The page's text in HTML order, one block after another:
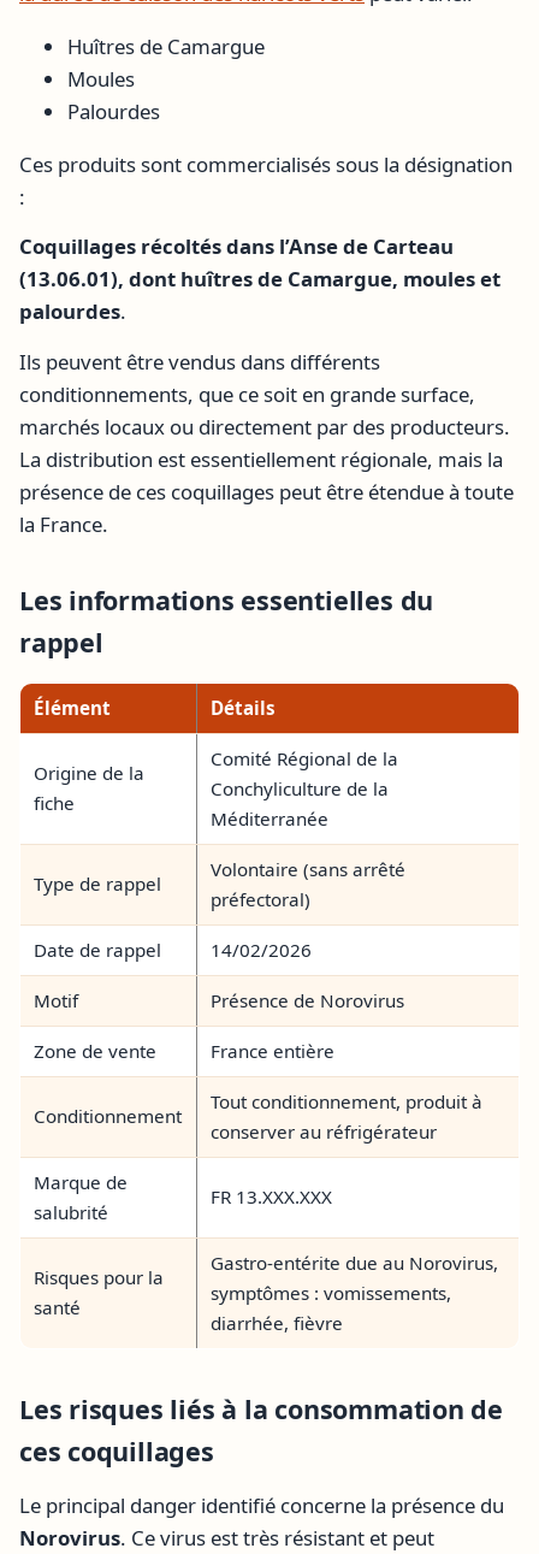
Huîtres de Camargue
Moules
Palourdes
Ces produits sont commercialisés sous la désignation
:
Coquillages récoltés dans l’Anse de Carteau
(13.06.01), dont huîtres de Camargue, moules et
palourdes.
Ils peuvent être vendus dans différents
conditionnements, que ce soit en grande surface,
marchés locaux ou directement par des producteurs.
La distribution est essentiellement régionale, mais la
présence de ces coquillages peut être étendue à toute
la France.
Les informations essentielles du
rappel
Élément Détails
Origine de la
fiche
Comité Régional de la
Conchyliculture de la
Méditerranée
Type de rappel
Volontaire (sans arrêté
préfectoral)
Date de rappel 14/02/2026
Motif Présence de Norovirus
Zone de vente France entière
Conditionnement
Tout conditionnement, produit à
conserver au réfrigérateur
Marque de
salubrité
FR 13.XXX.XXX
Risques pour la
santé
Gastro-entérite due au Norovirus,
symptômes : vomissements,
diarrhée, fièvre
Les risques liés à la consommation de
ces coquillages
Le principal danger identifié concerne la présence du
Norovirus. Ce virus est très résistant et peut